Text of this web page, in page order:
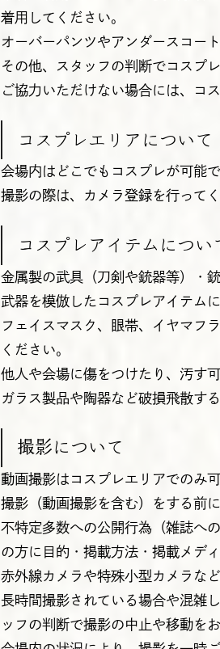
着用してください。
オーバーパンツやアンダースコー
その他、スタッフの判断でコスプ
ご協力いただけない場合には、コ
コスプレエリアについて
会場内はどこでもコスプレが可能
撮影の際は、カメラ登録を行ってく
コスプレアイテムについ
金属製の武具（刀剣や銃器等）・
武器を模倣したコスプレアイテム
フェイスマスク、眼帯、イヤマフ
ください。
他人や会場に傷をつけたり、汚す
ガラス製品や陶器など破損飛散す
撮影について
動画撮影はコスプレエリアでのみ可
撮影（動画撮影を含む）をする前
不特定多数への公開行為（雑誌へ
の方に目的・掲載方法・掲載メデ
赤外線カメラや特殊小型カメラな
長時間撮影されている場合や混雑
ッフの判断で撮影の中止や移動を